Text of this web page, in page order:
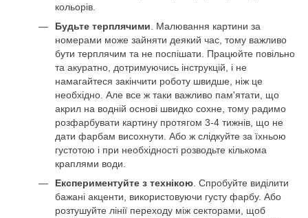
кольорів.
Будьте терплячими . Малювання картини за
номерами може зайняти деякий час, тому важливо
бути терплячим та не поспішати. Працюйте повільно
та акуратно, дотримуючись інструкцій, і не
намагайтеся закінчити роботу швидше, ніж це
необхідно. Але все ж таки важливо пам'ятати, що
акрил на водній основі швидко сохне, тому радимо
розфарбувати картину протягом 3-4 тижнів, що не
дати фарбам висохнути. Або ж слідкуйте за їхньою
густотою і при необхідності розводьте кількома
краплями води.
Експериментуйте з технікою. Спробуйте виділити
бажані акценти, використовуючи густу фарбу. Або
розтушуйте лінії переходу між секторами, щоб